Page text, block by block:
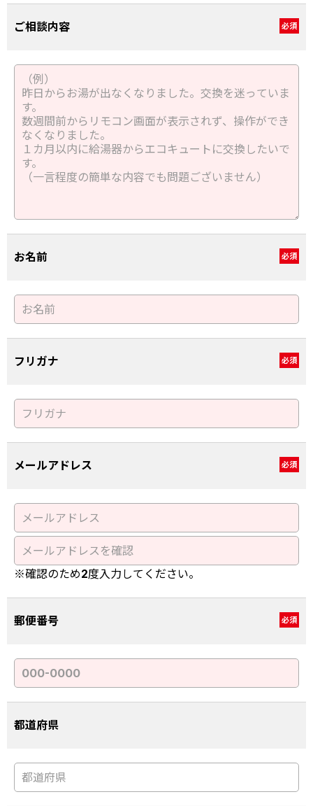
ご相談内容 必須
お名前 必須
フリガナ 必須
メールアドレス 必須
※確認のため2度入力してください。
郵便番号 必須
都道府県